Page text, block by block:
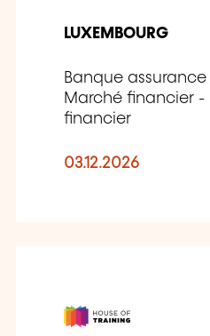
LUXEMBOURG
Banque
Marché financier -
financier
03.12.2026